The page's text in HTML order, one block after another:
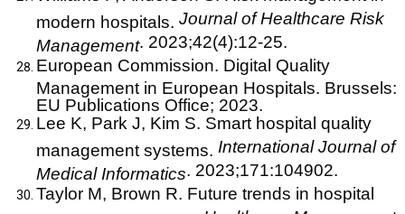
modern hospitals. Journal of Healthcare Risk
Management. 2023;42(4):12-25.
European Commission. Digital Quality
Management in European Hospitals. Brussels:
EU Publications Office; 2023.
Lee K, Park J, Kim S. Smart hospital quality
management systems. International Journal of
Medical Informatics. 2023;171:104902.
Taylor M, Brown R. Future trends in hospital